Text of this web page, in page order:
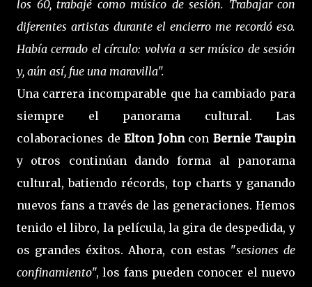
los 60, trabajé como músico de sesión. Trabajar con
diferentes artistas durante el encierro me recordó eso.
Había cerrado el círculo: volvía a ser músico de sesión
y, aún así, fue una maravilla".
Una carrera incomparable que ha cambiado para
siempre el panorama cultural. Las
colaboraciones de Elton Johncon Bernie Taupin
y otros continúan dando forma al panorama
cultural, batiendo récords, top charts y ganando
nuevos fans a través de las generaciones. Hemos
tenido el libro, la película, la gira de despedida, y
os grandes éxitos. Ahora, con estas "sesiones de
confinamiento", los fans pueden conocer el nuevo